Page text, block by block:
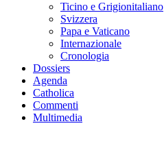
Ticino e Grigionitaliano
Svizzera
Papa e Vaticano
Internazionale
Cronologia
Dossiers
Agenda
Catholica
Commenti
Multimedia